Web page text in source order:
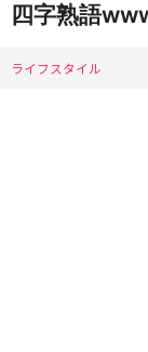
四字熟語
ライフスタイル